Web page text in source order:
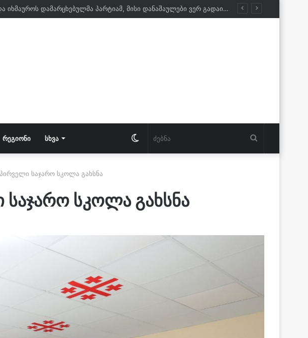
გურამ ნიკოლაშვილი: ისტორიას ვერ გადაწერთ. რაც არ უნდა იხმაუროს დამარცხებულმა პარტიამ, მისი დანაშაულები ვერ გადაიფარება
ᲠᲔᲒᲘᲝᲜᲘ ᲡᲮᲕᲐ Switch
პირველი საჯარო სკოლა გახსნა
საჯარო სკოლა გახსნა